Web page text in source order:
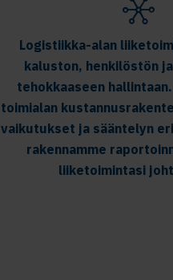
Logistiikka-alan
kaluston, henkilöstön
tehokkaaseen
toimialan
vaikutukset ja sääntelyn
rakennamme
liiketoimintasi